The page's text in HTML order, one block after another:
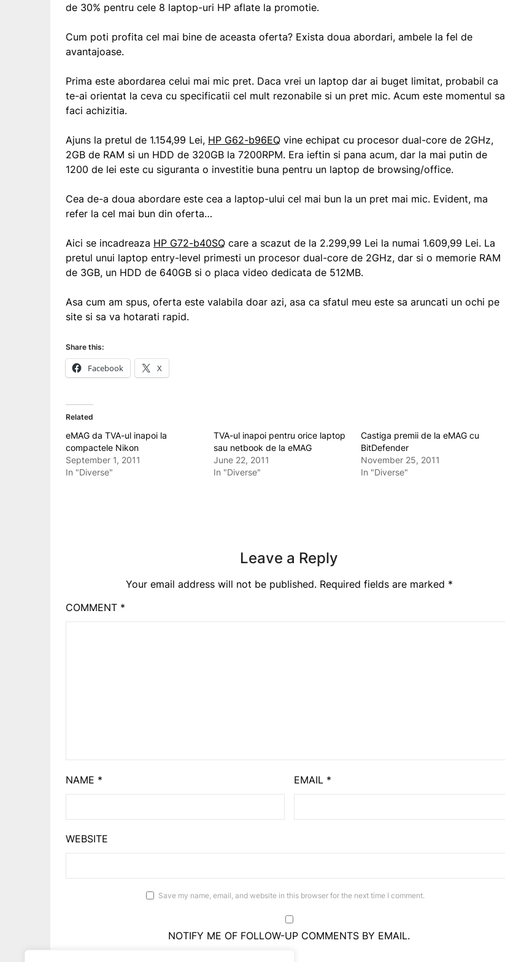
de 30% pentru cele 8 laptop-uri HP aflate la promotie.
Cum poti profita cel mai bine de aceasta oferta? Exista doua abordari, ambele la fel de
avantajoase.
Prima este abordarea celui mai mic pret. Daca vrei un laptop dar ai buget limitat, probabil ca
te-ai orientat la ceva cu specificatii cel mult rezonabile si un pret mic. Acum este momentul sa
faci achizitia.
Ajuns la pretul de 1.154,99 Lei, HP G62-b96EQ vine echipat cu procesor dual-core de 2GHz,
2GB de RAM si un HDD de 320GB la 7200RPM. Era ieftin si pana acum, dar la mai putin de
1200 de lei este cu siguranta o investitie buna pentru un laptop de browsing/office.
Cea de-a doua abordare este cea a laptop-ului cel mai bun la un pret mai mic. Evident, ma
refer la cel mai bun din oferta…
Aici se incadreaza HP G72-b40SQ care a scazut de la 2.299,99 Lei la numai 1.609,99 Lei. La
pretul unui laptop entry-level primesti un procesor dual-core de 2GHz, dar si o memorie RAM
de 3GB, un HDD de 640GB si o placa video dedicata de 512MB.
Asa cum am spus, oferta este valabila doar azi, asa ca sfatul meu este sa aruncati un ochi pe
site si sa va hotarati rapid.
Share this:
Facebook X
Related
eMAG da TVA-ul inapoi la
compactele Nikon
September 1, 2011
In "Diverse"
TVA-ul inapoi pentru orice laptop
sau netbook de la eMAG
June 22, 2011
In "Diverse"
Castiga premii de la eMAG cu
BitDefender
November 25, 2011
In "Diverse"
Leave a Reply
Your email address will not be published. Required fields are marked *
COMMENT *
NAME * EMAIL *
WEBSITE
Save my name, email, and website in this browser for the next time I comment.
NOTIFY ME OF FOLLOW-UP COMMENTS BY EMAIL.